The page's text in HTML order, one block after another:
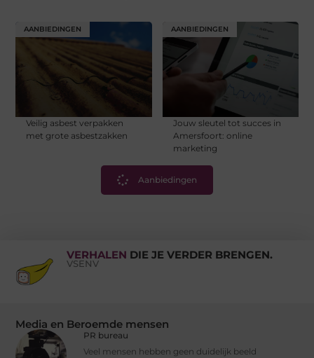
AANBIEDINGEN
Veilig asbest verpakken
met grote asbestzakken
AANBIEDINGEN
Jouw sleutel tot succes in
Amersfoort: online
marketing
Aanbiedingen
VERHALEN DIE JE VERDER BRENGEN.
VSENV
Media en Beroemde mensen
PR bureau
Veel mensen hebben geen duidelijk beeld